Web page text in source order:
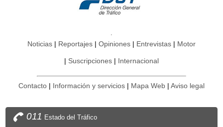
Noticias Reportajes Opiniones Entrevistas Motor
Suscripciones Internacional
Contacto Información y servicios Mapa Web Aviso legal
011 Estado del Tráfico